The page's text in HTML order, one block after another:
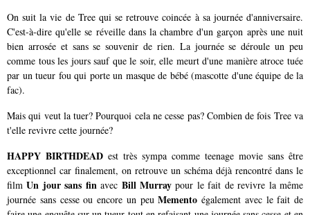
On suit la vie de Tree qui se retrouve coincée à sa journée d'anniversaire.
C'est-à-dire qu'elle se réveille dans la chambre d'un garçon après une nuit
bien arrosée et sans se souvenir de rien. La journée se déroule un peu
comme tous les jours sauf que le soir, elle meurt d'une manière atroce tuée
par un tueur fou qui porte un masque de bébé (mascotte d'une équipe de la
fac).
Mais qui veut la tuer? Pourquoi cela ne cesse pas? Combien de fois Tree va
t'elle revivre cette journée?
HAPPY BIRTHDEAD est très sympa comme teenage movie sans être
exceptionnel car finalement, on retrouve un schéma déjà rencontré dans le
filmUn jour sans fin avec Bill Murray pour le fait de revivre la même
journée sans cesse ou encore un peuMemento également avec le fait de